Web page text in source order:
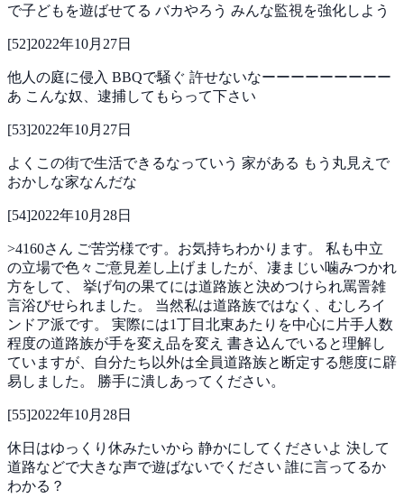
で子どもを遊ばせてる バカやろう みんな監視を強化しよう
[52]2022年10月27日
他人の庭に侵入 BBQで騒ぐ 許せないなーーーーーーーーー
あ こんな奴、逮捕してもらって下さい
[53]2022年10月27日
よくこの街で生活できるなっていう 家がある もう丸見えで
おかしな家なんだな
[54]2022年10月28日
>4160さん ご苦労様です。お気持ちわかります。 私も中立
の立場で色々ご意見差し上げましたが、凄まじい噛みつかれ
方をして、 挙げ句の果てには道路族と決めつけられ罵詈雑
言浴びせられました。 当然私は道路族ではなく、むしろイ
ンドア派です。 実際には1丁目北東あたりを中心に片手人数
程度の道路族が手を変え品を変え 書き込んでいると理解し
ていますが、自分たち以外は全員道路族と断定する態度に辟
易しました。 勝手に潰しあってください。
[55]2022年10月28日
休日はゆっくり休みたいから 静かにしてくださいよ 決して
道路などで大きな声で遊ばないでください 誰に言ってるか
わかる？